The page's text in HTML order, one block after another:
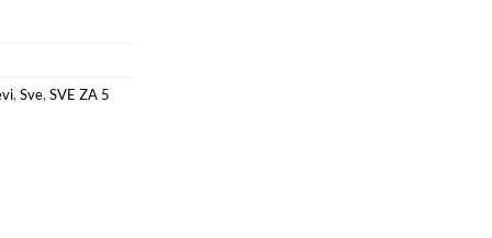
,Sve,SVE ZA 5